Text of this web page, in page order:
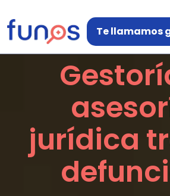
Te llamamos
jurídica